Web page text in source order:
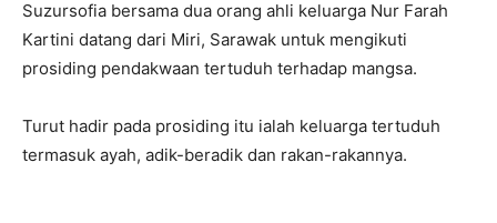
Suzursofia bersama dua orang ahli keluarga Nur Farah
Kartini datang dari Miri, Sarawak untuk mengikuti
prosiding pendakwaan tertuduh terhadap mangsa.
Turut hadir pada prosiding itu ialah keluarga tertuduh
termasuk ayah, adik-beradik dan rakan-rakannya.